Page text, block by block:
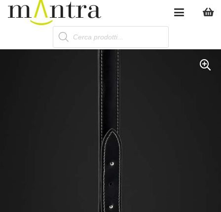
Products
search